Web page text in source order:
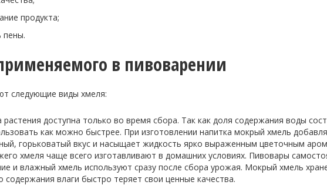
продукта;
пены.
в пивоварении
следующие виды хмеля:
доступна только во время сбора. Так как доля содержания воды
как можно быстрее. При изготовлении напитка мокрый хмель
горьковатый вкус и насыщает жидкость ярко выраженным цветочным
хмеля чаще всего изготавливают в домашних условиях. Пивовары
и влажный хмель используют сразу после сбора урожая. Мокрый хмель
влаги быстро теряет свои ценные качества.